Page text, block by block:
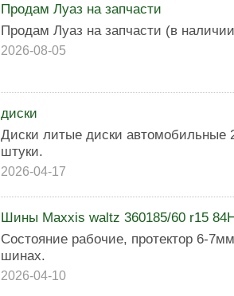
Продам Луаз на запчасти
Продам Луаз на запчасти (в
2026-08-05
диски
Диски литые диски автомобильные
штуки.
2026-04-17
Шины Maxxis waltz 360185/60 r15
Состояние рабочие, протектор 6-
шинах.
2026-04-10